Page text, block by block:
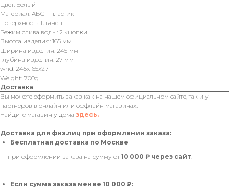
Цвет: Белый
Материал: AБС - пластик
Поверхность: Глянец
Режим слива воды: 2 кнопки
Высота изделия: 165 мм
Ширина изделия: 245 мм
Глубина изделия: 27 мм
whd: 245x165x27
Weight: 700g
Доставка
Вы можете оформить заказ как на нашем официальном сайте, так и у
партнеров в онлайн или оффлайн магазинах.
Найдите магазин у дома здесь.
Доставка для физ.лиц при оформлении заказа:
Бесплатная доставка по Москве
— при оформлении заказа на сумму от 10 000 ₽ через сайт.
Если сумма заказа менее 10 000 ₽: